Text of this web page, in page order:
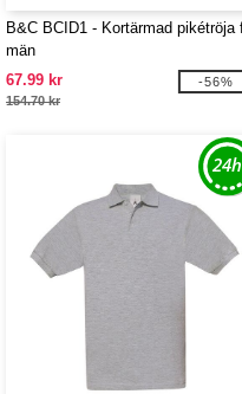
B&C BCID1 - Kortärmad pikétröja
män
67.99 kr
154.70 kr
-56%